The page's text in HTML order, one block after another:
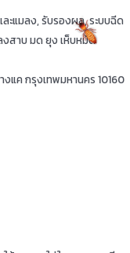
ะแมลง, รับรองผล, ระบบฉีด
งสาบ มด ยุง เห็บหมัด
แค กรุงเทพมหานคร 10160